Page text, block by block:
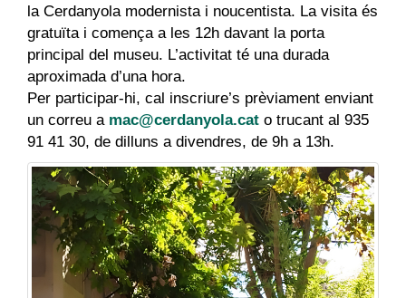
la Cerdanyola modernista i noucentista. La visita és
gratuïta i comença a les 12h davant la porta
principal del museu. L’activitat té una durada
aproximada d’una hora.
Per participar-hi, cal inscriure’s prèviament enviant
un correu a mac@cerdanyola.cat o trucant al 935
91 41 30, de dilluns a divendres, de 9h a 13h.